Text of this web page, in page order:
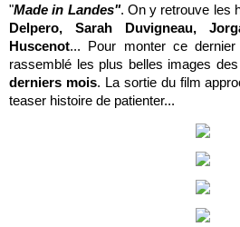
"Made in Landes". On y retrouve les
Delpero,
Sarah Duvigneau,
Huscenot... Pour monter ce
rassemblé les plus belles images
derniers mois. La sortie du film
teaser histoire de patienter...